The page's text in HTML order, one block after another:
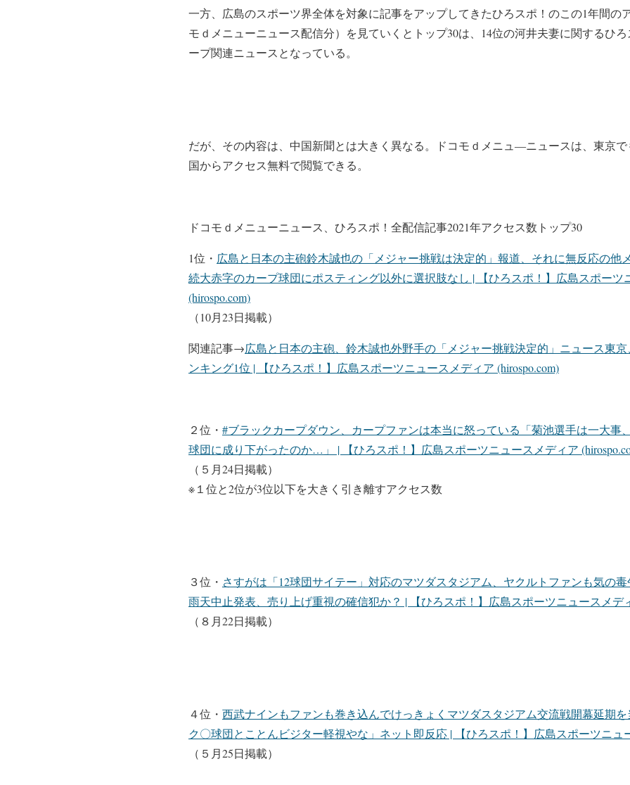
一方、広島のスポーツ界全体を対象に記事をアップしてきたひろスポ！のこの1年間の
モｄメニューニュース配信分）を見ていくとトップ30は、14位の河井夫妻に関するひ
ープ関連ニュースとなっている。
だが、その内容は、中国新聞とは大きく異なる。ドコモｄメニュ―ニュースは、東京
国からアクセス無料で閲覧できる。
ドコモｄメニューニュース、ひろスポ！全配信記事2021年アクセス数トップ30
1位・ 広島と日本の主砲鈴木誠也の「メジャー挑戦は決定的」報道、それに無反応の
続大赤字のカープ球団にポスティング以外に選択肢なし | 【ひろスポ！】広島スポーツ
(hirospo.com)
（10月23日掲載）
関連記事→広島と日本の主砲、鈴木誠也外野手の「メジャー挑戦決定的」ニュース東
ンキング1位 | 【ひろスポ！】広島スポーツニュースメディア (hirospo.com)
２位・ #ブラックカープダウン、カープファンは本当に怒っている「菊池選手は一大事
球団に成り下がったのか…」 | 【ひろスポ！】広島スポーツニュースメディア
（５月24日掲載）
※１位と2位が3位以下を大きく引き離すアクセス数
３位・ さすがは「12球団サイテー」対応のマツダスタジアム、ヤクルトファンも気の
雨天中止発表、売り上げ重視の確信犯か？ | 【ひろスポ！】広島スポーツニュースメデ
（８月22日掲載）
４位・ 西武ナインもファンも巻き込んでけっきょくマツダスタジアム交流戦開幕延期
ク〇球団とことんビジター軽視やな」ネット即反応 | 【ひろスポ！】広島スポーツニュ
（５月25日掲載）